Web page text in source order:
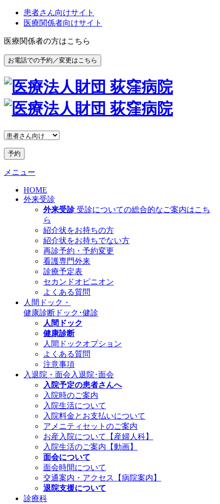
患者さん向けサイト
医療関係者向けサイト
医療関係者の方はこちら
お電話での予約／変更はこちら
予約
メニュー
HOME
外来受診
外来受診 受診についての総合的なご案内はこち
ら
紹介状をお持ちの方
紹介状をお持ちでない方
再診予約・予約変更
看護専門外来
診療予定表
セカンドオピニオン
よくある質問
人間ドック・
健康診断 ドック･健診
人間ドック
健康診断
人間ドックオプション
よくある質問
注意事項
入退院・面会 入退院･面会
入院予定の患者さんへ
入院時のご案内
入院生活について
入院料金とお支払いについて
アメニティセットのご案内
お産入院について【産婦人科】
入院生活のご案内【動画】
面会について
面会時間について
交通案内・アクセス【病院案内】
退院支援について
診療科